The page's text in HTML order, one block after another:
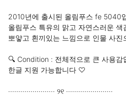
2010년에 출시된 올림푸스 fe 5040
올림푸스 특유의 맑고 자연스러운
뽀얗고 흰끼있는 느낌으로 인물 사
🔍 Condition : 전체적으로 큰 사용감
한글 지원 가능합니다 ♡
······················· ୨୧ ·······················